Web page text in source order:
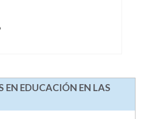
EN EDUCACIÓN EN LAS